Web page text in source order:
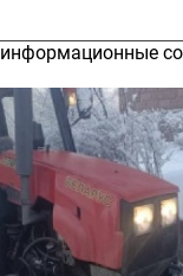
информационные